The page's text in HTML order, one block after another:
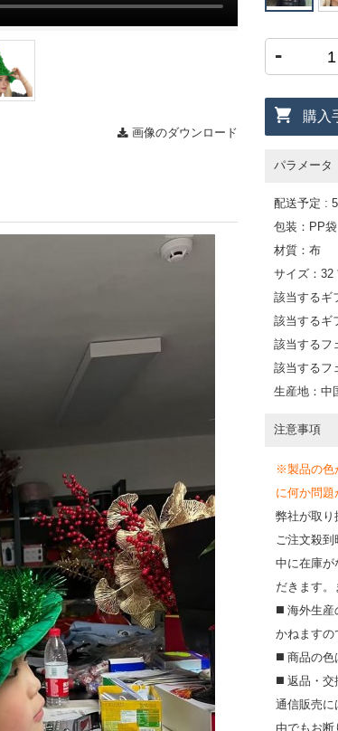
画像のダウンロード
-
購入
パラメータ
配送予定 :
包装：PP袋
材質：布
サイズ：32
該当するギ
該当するギ
該当するフ
該当するフ
生産地：中
注意事項
※製品の色
に何か問題
弊社が取り
ご注文殺
中に在庫が
だきます。
◼️ 海外⽣産
かねますの
◼️ 商品の⾊
◼️ 返品・交
通信販売に
由でもお